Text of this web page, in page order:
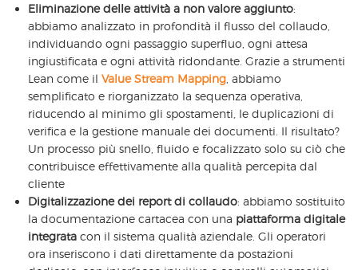
Eliminazione delle attività a non valore aggiunto:
abbiamo analizzato in profondità il flusso del collaudo,
individuando ogni passaggio superfluo, ogni attesa
ingiustificata e ogni attività ridondante. Grazie a strumenti
Lean come il Value Stream Mapping , abbiamo
semplificato e riorganizzato la sequenza operativa,
riducendo al minimo gli spostamenti, le duplicazioni di
verifica e la gestione manuale dei documenti. Il risultato?
Un processo più snello, fluido e focalizzato solo su ciò che
contribuisce effettivamente alla qualità percepita dal
cliente
Digitalizzazione dei report di collaudo: abbiamo sostituito
la documentazione cartacea con una piattaforma digitale
integrata con il sistema qualità aziendale. Gli operatori
ora inseriscono i dati direttamente da postazioni